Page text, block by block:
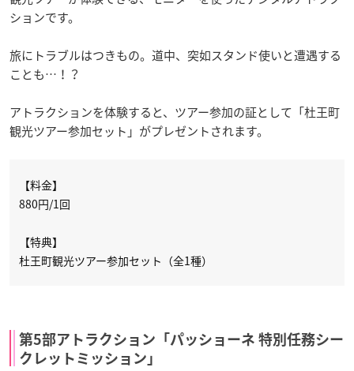
ションです。
旅にトラブルはつきもの。道中、突如スタンド使いと遭遇する
ことも…！？
アトラクションを体験すると、ツアー参加の証として「杜王町
観光ツアー参加セット」がプレゼントされます。
【料金】
880円/1回
【特典】
杜王町観光ツアー参加セット（全1種）
第5部アトラクション「パッショーネ 特別任務シー
クレットミッション」